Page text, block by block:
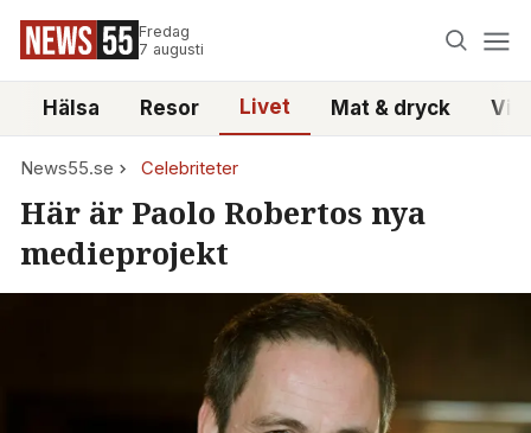
Fredag
7 augusti
Hälsa Resor Livet Mat & dryck
News55.se Celebriteter
Här är Paolo Robertos nya
medieprojekt